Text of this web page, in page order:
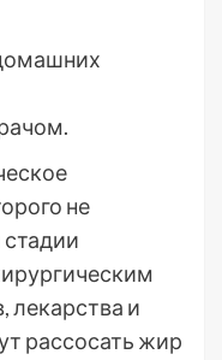
не
лекарства и
рассосать жир